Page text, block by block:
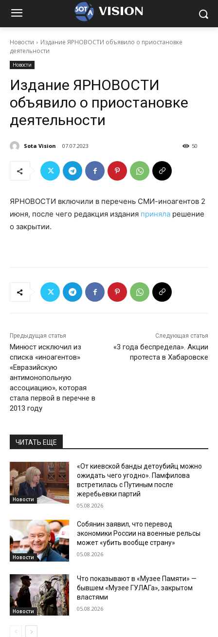
VISION
Новости
Издание ЯРНОВОСТИ объявило о приостановке
деятельности
Новости
Издание ЯРНОВОСТИ
объявило о приостановке
деятельности
Sota Vision 07.07.2023 50
ЯРНОВОСТИ включили в перечень СМИ-иноагентов 2
июня, после чего редакция издания приняла решение
о закрытии.
Предыдущая статья
Минюст исключил из
списка «иноагентов»
«Евразийскую
антимонопольную
ассоциацию», которая
стала первой в перечне в
2013 году
Следующая статья
«3 года беспредела». Акции
протеста в Хабаровске
ЧИТАТЬ ЕЩЕ
Новости
«От киевской банды детоубийц можно
ожидать чего угодно». Памфилова
встретилась с Путиным после
жеребьевки партий
05.08.2026
Новости
Собянин заявил, что перевод
экономики России на военные рельсы
может «убить вообще страну»
05.08.2026
Новости
Что показывают в «Музее Памяти» —
бывшем «Музее ГУЛАГа», закрытом
властями
05.08.2026